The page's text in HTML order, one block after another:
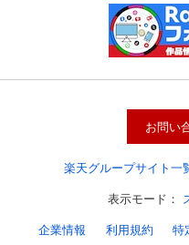
会員情報変更
基
決済方法変更 決
お問い
楽天グループサイト一
表示モード：
企業情報 利用規約 特